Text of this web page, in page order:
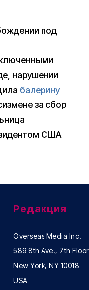
под
нарушении
балерину
за сбор
США
Редакция
Overseas Media Inc.
589 8th Ave., 7th Floor
New York, NY 10018
USA